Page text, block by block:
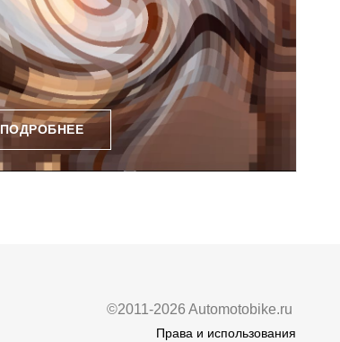
ПОДРОБНЕЕ
©2011-2026 Automotobike.ru
Права и использования